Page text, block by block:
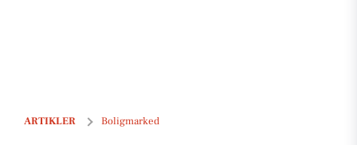
ARTIKLER Boligmarked
En ren boligdrøm på 180 m² til 7,495 mio. kroner er nu komme til